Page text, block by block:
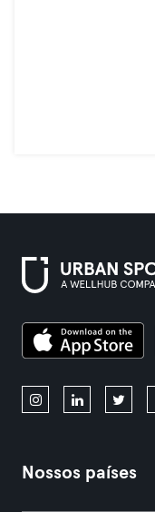
Nossos países